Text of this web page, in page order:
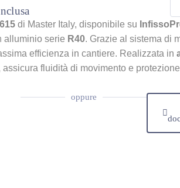
di Master Italy, disponibile su
alluminio serie R40. Grazie al sistema di
efficienza in cantiere. Realizzata in
fluidità di movimento e
oppure